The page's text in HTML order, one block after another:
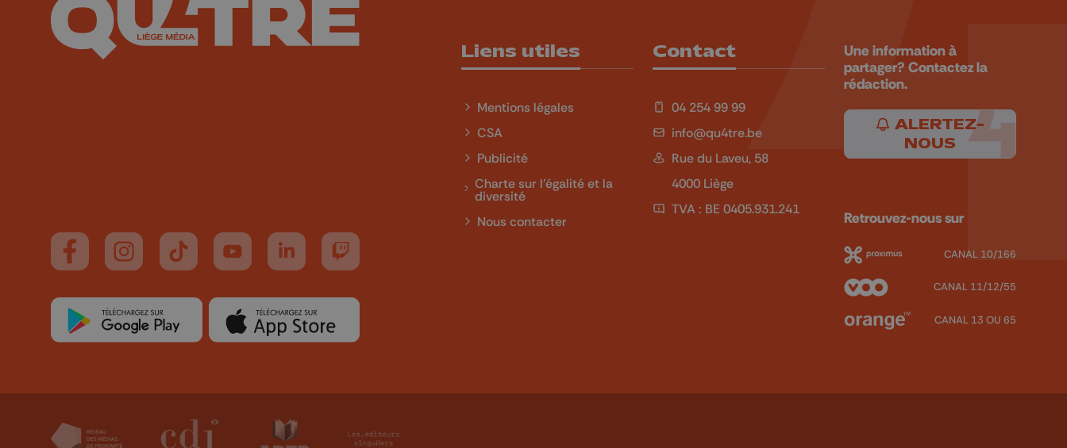
Suivez-nous sur FaceBook
Suivez-nous sur Instagram
Suivez-nous sur TikTok
Suivez-nous sur YouTube
Suivez-nous sur LinkedIn
Suivez-nous sur Twitch
Liens utiles
Mentions légales
CSA
Publicité
Charte sur l'égalité et la
diversité
Nous contacter
Contact
04 254 99 99
info@qu4tre.be
Rue du Laveu, 58
4000 Liège
TVA : BE 0405.931.241
Une information à
partager? Contactez la
rédaction.
ALERTEZ-
NOUS
Retrouvez-nous sur
CANAL 10/166
CANAL 11/12/55
CANAL 13 OU 65